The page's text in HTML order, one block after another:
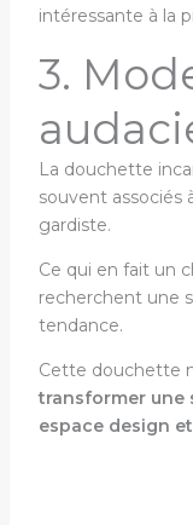
intéressante à la
3.
La douchette
souvent associés
gardiste.
Ce qui en fait un
recherchent une
tendance.
Cette douchette
transformer une
espace design